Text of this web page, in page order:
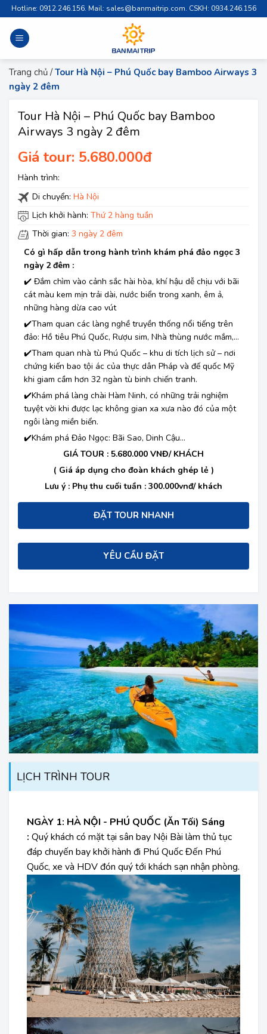
Skip
to
content
Hotline: 0912.246.156. Mail: sales@banmaitrip.com. CSKH: 0934.246.156
Trang chủ /Tour Hà Nội – Phú Quốc bay Bamboo Airways 3
ngày 2 đêm
Tour Hà Nội – Phú Quốc bay Bamboo
Airways 3 ngày 2 đêm
Giá tour: 5.680.000đ
Hành trình:
Di chuyển: Hà Nội
Lịch khởi hành: Thứ 2 hàng tuần
Thời gian: 3 ngày 2 đêm
Có gì hấp dẫn trong hành trình khám phá đảo ngọc 3
ngày 2 đêm :
✔️ Đắm chìm vào cảnh sắc hài hòa, khí hậu dễ chịu với bãi
cát màu kem mịn trải dài, nước biển trong xanh, êm ả,
những hàng dừa cao vút
✔️Tham quan các làng nghề truyền thống nổi tiếng trên
đảo: Hồ tiêu Phú Quốc, Rượu sim, Nhà thùng nước mắm,…
✔️Tham quan nhà tù Phú Quốc – khu di tích lịch sử – nơi
chứng kiến bao tội ác của thực dân Pháp và đế quốc Mỹ
khi giam cầm hơn 32 ngàn tù binh chiến tranh.
✔️Khám phá làng chài Hàm Ninh, có những trải nghiệm
tuyệt vời khi được lạc không gian xa xưa nào đó của một
ngôi làng miền biển.
✔️Khám phá Đảo Ngọc: Bãi Sao, Dinh Cậu…
GIÁ TOUR : 5.680.000 VNĐ/ KHÁCH
( Giá áp dụng cho đoàn khách ghép lẻ )
Lưu ý : Phụ thu cuối tuần : 300.000vnđ/ khách
ĐẶT TOUR NHANH
YÊU CẦU ĐẶT
LỊCH TRÌNH TOUR
NGÀY 1: HÀ NỘI - PHÚ QUỐC (Ăn Tối) Sáng
: Quý khách có mặt tại sân bay Nội Bài làm thủ tục
đáp chuyến bay khởi hành đi Phú Quốc Đến Phú
Quốc, xe và HDV đón quý tới khách sạn nhận phòng.